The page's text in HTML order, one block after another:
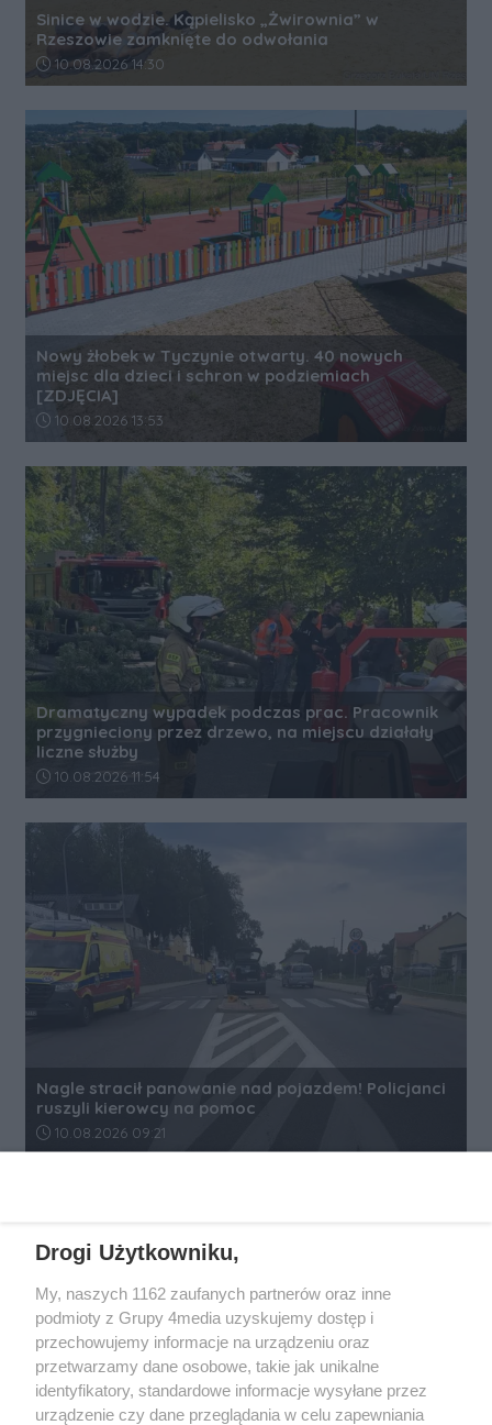
Sinice w wodzie. Kąpielisko „Żwirownia” w
Rzeszowie zamknięte do odwołania
Data dodania artykułu:
10.08.2026 14:30
Nowy żłobek w Tyczynie otwarty. 40 nowych
miejsc dla dzieci i schron w podziemiach
[ZDJĘCIA]
Data dodania artykułu:
10.08.2026 13:53
Dramatyczny wypadek podczas prac. Pracownik
przygnieciony przez drzewo, na miejscu działały
liczne służby
Data dodania artykułu:
10.08.2026 11:54
Nagle stracił panowanie nad pojazdem! Policjanci
ruszyli kierowcy na pomoc
Data dodania artykułu:
10.08.2026 09:21
Drogi Użytkowniku,
My, naszych 1162 zaufanych partnerów oraz inne
podmioty z Grupy 4media uzyskujemy dostęp i
przechowujemy informacje na urządzeniu oraz
przetwarzamy dane osobowe, takie jak unikalne
identyfikatory, standardowe informacje wysyłane przez
urządzenie czy dane przeglądania w celu zapewniania